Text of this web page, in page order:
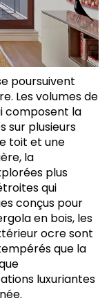
poursuivent
Les volumes de
composent la
sur plusieurs
toit et une
la
plus
qui
conçus pour
en bois, les
ocre sont
que la
luxuriantes